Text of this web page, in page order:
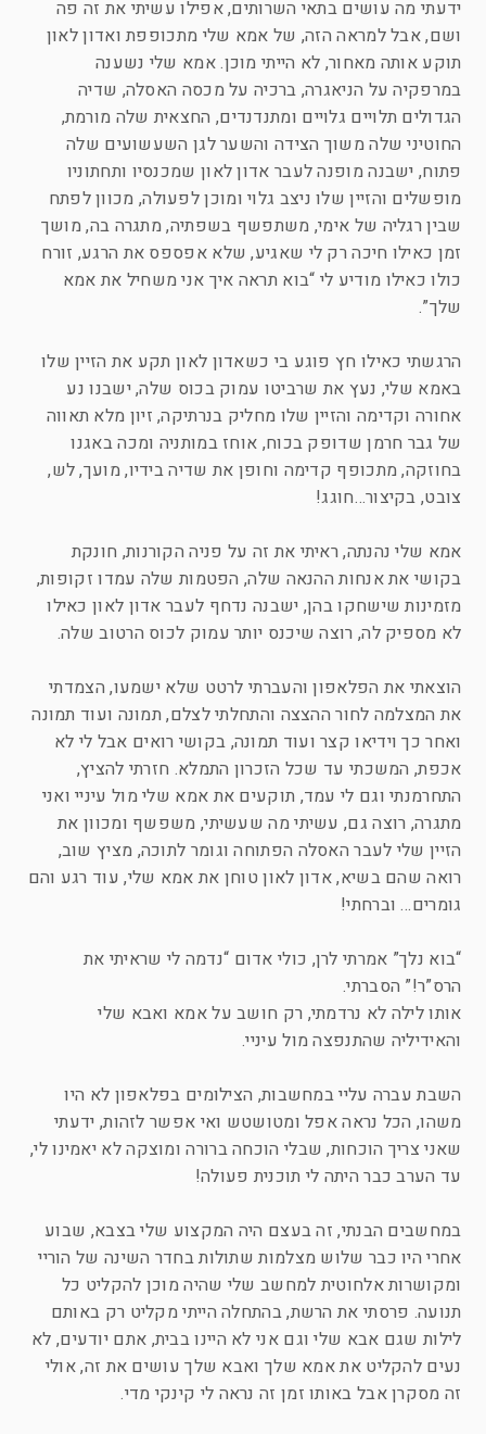
ידעתי מה עושים בתאי השרותים, אפילו עשיתי את זה פה
ושם, אבל למראה הזה, של אמא שלי מתכופפת ואדון לאון
תוקע אותה מאחור, לא הייתי מוכן. אמא שלי נשענה
במרפקיה על הניאגרה, ברכיה על מכסה האסלה, שדיה
הגדולים תלויים גלויים ומתנדנדים, החצאית שלה מורמת,
החוטיני שלה משוך הצידה והשער לגן השעשועים שלה
פתוח, ישבנה מופנה לעבר אדון לאון שמכנסיו ותחתוניו
מופשלים והזיין שלו ניצב גלוי ומוכן לפעולה, מכוון לפתח
שבין רגליה של אימי, משתפשף בשפתיה, מתגרה בה, מושך
זמן כאילו חיכה רק לי שאגיע, שלא אפספס את הרגע, זורח
כולו כאילו מודיע לי “בוא תראה איך אני משחיל את אמא
שלך”.
הרגשתי כאילו חץ פוגע בי כשאדון לאון תקע את הזיין שלו
באמא שלי, נעץ את שרביטו עמוק בכוס שלה, ישבנו נע
אחורה וקדימה והזיין שלו מחליק בנרתיקה, זיון מלא תאווה
של גבר חרמן שדופק בכוח, אוחז במותניה ומכה באגנו
בחוזקה, מתכופף קדימה וחופן את שדיה בידיו, מועך, לש,
צובט, בקיצור…חוגג!
אמא שלי נהנתה, ראיתי את זה על פניה הקורנות, חונקת
בקושי את אנחות ההנאה שלה, הפטמות שלה עמדו זקופות,
מזמינות שישחקו בהן, ישבנה נדחף לעבר אדון לאון כאילו
לא מספיק לה, רוצה שיכנס יותר עמוק לכוס הרטוב שלה.
הוצאתי את הפלאפון והעברתי לרטט שלא ישמעו, הצמדתי
את המצלמה לחור ההצצה והתחלתי לצלם, תמונה ועוד תמונה
ואחר כך וידיאו קצר ועוד תמונה, בקושי רואים אבל לי לא
אכפת, המשכתי עד שכל הזכרון התמלא. חזרתי להציץ,
התחרמנתי וגם לי עמד, תוקעים את אמא שלי מול עיניי ואני
מתגרה, רוצה גם, עשיתי מה שעשיתי, משפשף ומכוון את
הזיין שלי לעבר האסלה הפתוחה וגומר לתוכה, מציץ שוב,
רואה שהם בשיא, אדון לאון טוחן את אמא שלי, עוד רגע והם
גומרים… וברחתי!
“בוא נלך” אמרתי לרן, כולי אדום “נדמה לי שראיתי את
הרס”ר!” הסברתי.
אותו לילה לא נרדמתי, רק חושב על אמא ואבא שלי
והאידיליה שהתנפצה מול עיניי.
השבת עברה עליי במחשבות, הצילומים בפלאפון לא היו
משהו, הכל נראה אפל ומטושטש ואי אפשר לזהות, ידעתי
שאני צריך הוכחות, שבלי הוכחה ברורה ומוצקה לא יאמינו לי,
עד הערב כבר היתה לי תוכנית פעולה!
במחשבים הבנתי, זה בעצם היה המקצוע שלי בצבא, שבוע
אחרי היו כבר שלוש מצלמות שתולות בחדר השינה של הוריי
ומקושרות אלחוטית למחשב שלי שהיה מוכן להקליט כל
תנועה. פרסתי את הרשת, בהתחלה הייתי מקליט רק באותם
לילות שגם אבא שלי וגם אני לא היינו בבית, אתם יודעים, לא
נעים להקליט את אמא שלך ואבא שלך עושים את זה, אולי
זה מסקרן אבל באותו זמן זה נראה לי קינקי מדי.